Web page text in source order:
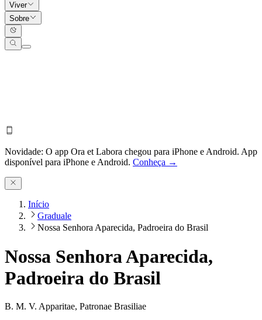
Viver
Sobre
Novidade: O app Ora et Labora chegou para iPhone e Android. App
disponível para iPhone e Android. Conheça →
Início
Graduale
Nossa Senhora Aparecida, Padroeira do Brasil
Nossa Senhora Aparecida,
Padroeira do Brasil
B. M. V. Apparitae, Patronae Brasiliae